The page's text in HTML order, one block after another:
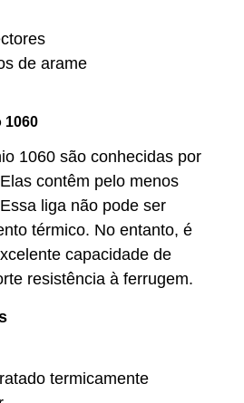
de arame
1060
1060 são conhecidas por
contêm pelo menos
liga não pode ser
térmico. No entanto, é
capacidade de
resistência à ferrugem.
termicamente